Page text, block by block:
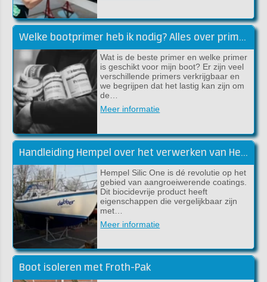
Welke bootprimer heb ik nodig? Alles over primers!
Wat is de beste primer en welke primer
is geschikt voor mijn boot? Er zijn veel
verschillende primers verkrijgbaar en
we begrijpen dat het lastig kan zijn om
de…
Meer informatie
Handleiding Hempel over het verwerken van Hempel Silic One
Hempel Silic One is dé revolutie op het
gebied van aangroeiwerende coatings.
Dit biocidevrije product heeft
eigenschappen die vergelijkbaar zijn
met…
Meer informatie
Boot isoleren met Froth-Pak